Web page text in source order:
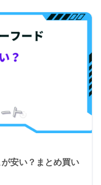
安い？まとめ買い